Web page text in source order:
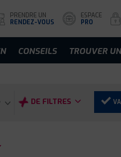
PRENDRE UN
RENDEZ-VOUS
ESPACE
PRO
CONSEILS TROUVER
DE FILTRES